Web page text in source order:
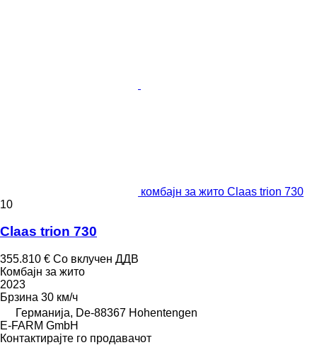
комбајн за жито Claas trion 730
10
Claas trion 730
355.810 € Со вклучен ДДВ
Комбајн за жито
2023
Брзина 30 км/ч
Германија, De-88367 Hohentengen
E-FARM GmbH
Контактирајте го продавачот